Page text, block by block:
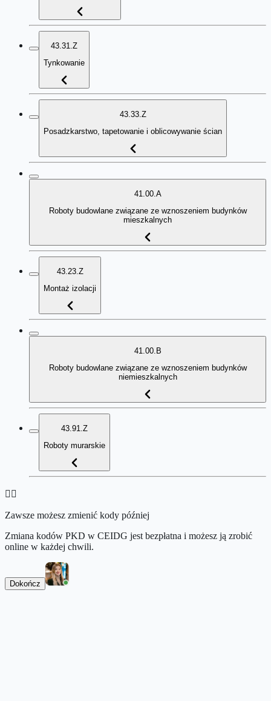
43.31.Z
Tynkowanie
43.33.Z
Posadzkarstwo, tapetowanie i oblicowywanie ścian
41.00.A
Roboty budowlane związane ze wznoszeniem budynków
mieszkalnych
43.23.Z
Montaż izolacji
41.00.B
Roboty budowlane związane ze wznoszeniem budynków
niemieszkalnych
43.91.Z
Roboty murarskie
👉🏻
Zawsze możesz zmienić kody później
Zmiana kodów PKD w CEIDG jest bezpłatna i możesz ją zrobić
online w każdej chwili.
Dokończ